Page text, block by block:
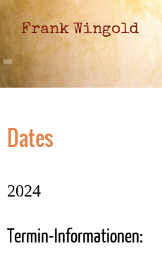
Frank Wingold
Dates
2024
Termin-Informationen: